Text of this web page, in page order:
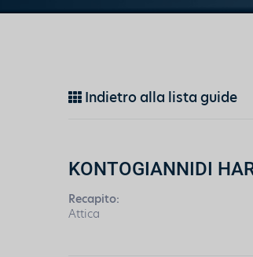
Indietro alla lista guide
KONTOGIANNIDI
Recapito:
Attica